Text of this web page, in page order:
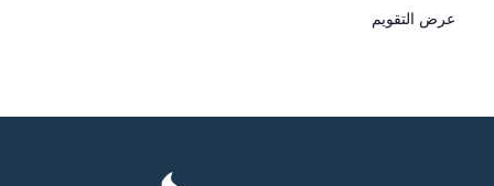
عرض التقويم